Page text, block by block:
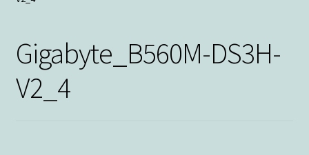
Outlet
Gigabyte_B560M-DS3H-
V2_4